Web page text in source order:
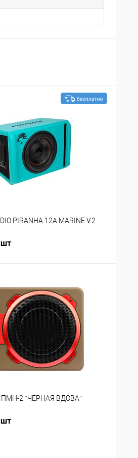
PIRANHA 12A MARINE V.2
В корзину
В избранное
2 “ЧЕРНАЯ ВДОВА”